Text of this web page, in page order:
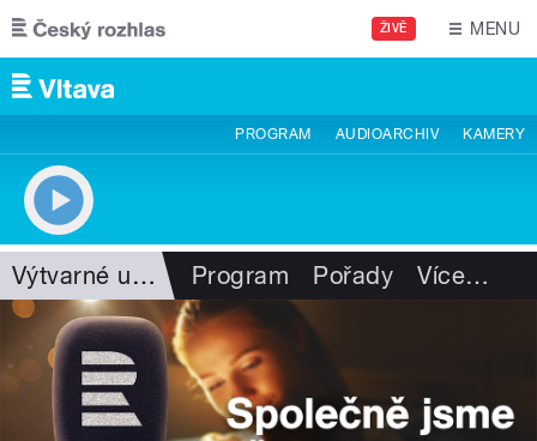
Přejít k hlavnímu obsahu
ŽIVĚ MENU
PROGRAM AUDIOARCHIV KAMERY
Výtvarné umění Program Pořady Více…